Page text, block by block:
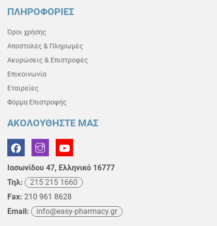
ΠΛΗΡΟΦΟΡΙΕΣ
Όροι χρήσης
Αποστολές & Πληρωμές
Ακυρώσεις & Επιστροφές
Επικοινωνία
Εταιρείες
Φόρμα Επιστροφής
ΑΚΟΛΟΥΘΗΣΤΕ ΜΑΣ
Ιασωνίδου 47, Ελληνικό 16777
Τηλ:
215 215 1660
Fax: 210 961 8628
Email:
info@easy-pharmacy.gr